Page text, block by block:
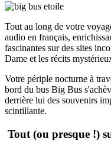
Tout au long de votre
audio en français,
fascinantes sur des sites
Dame et les récits
Votre périple nocturne à
bord du bus Big Bus
derrière lui des souvenirs
scintillante.
Tout (ou presque !)